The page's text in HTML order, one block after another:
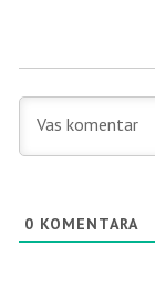
0 KOMENTARA